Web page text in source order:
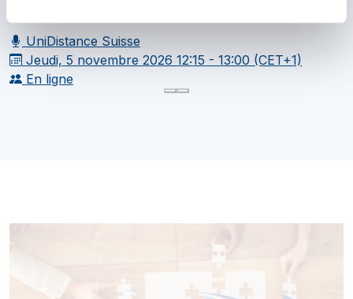
UniDistance Suisse
Jeudi, 5 novembre 2026 12:15 - 13:00 (CET+1)
En ligne